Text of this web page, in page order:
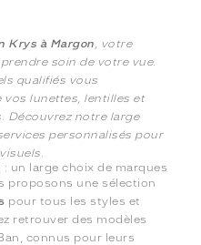
Krys à Margon , votre
soin de votre vue.
qualifiés vous
vos lunettes, lentilles et
Découvrez notre large
personnalisés pour
un large choix de marques
proposons une sélection
pour tous les styles et
retrouver des modèles
connus pour leurs